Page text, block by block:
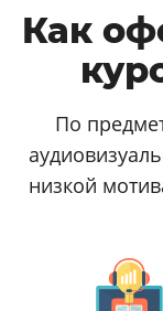
Как
По
низкой